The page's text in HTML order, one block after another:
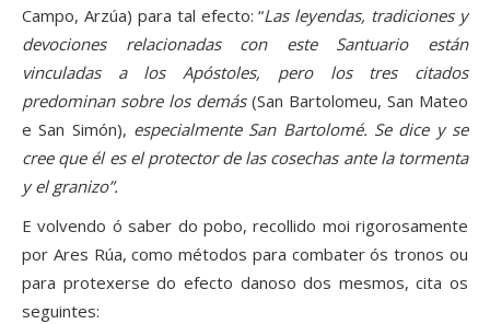
Campo, Arzúa) para tal efecto: “Las leyendas, tradiciones y
devociones relacionadas con este Santuario están
vinculadas a los Apóstoles, pero los tres citados
predominan sobre los demás(San Bartolomeu, San Mateo
e San Simón), especialmente San Bartolomé. Se dice y se
cree que él es el protector de las cosechas ante la tormenta
y el granizo”.
E volvendo ó saber do pobo, recollido moi rigorosamente
por Ares Rúa, como métodos para combater ós tronos ou
para protexerse do efecto danoso dos mesmos, cita os
seguintes: